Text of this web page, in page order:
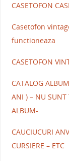
CASETOFON
Casetofon
functioneaza
CASETOFON
CATALOG
ANI ) – NU SUNT
ALBUM-
CAUCIUCURI
CURSIERE – ETC